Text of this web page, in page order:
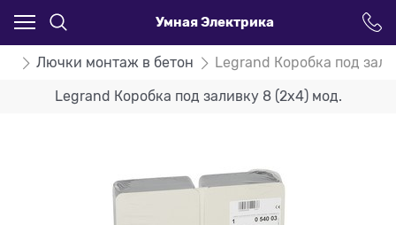
Умная Электрика
Лючки монтаж в бетон Legrand Коробка под
Legrand Коробка под заливку 8 (2х4) мод.